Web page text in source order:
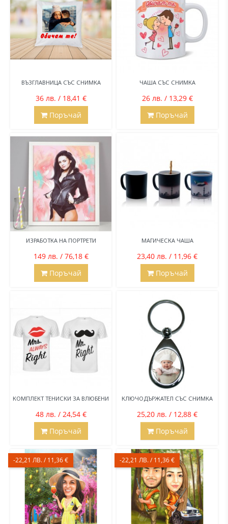
ВЪЗГЛАВНИЦА СЪС СНИМКА
36 лв. / 18,41 €
Поръчай
ЧАША СЪС СНИМКА
26 лв. / 13,29 €
Поръчай
ИЗРАБОТКА НА ПОРТРЕТИ
149 лв. / 76,18 €
Поръчай
МАГИЧЕСКА ЧАША
23,40 лв. / 11,96 €
Поръчай
КОМПЛЕКТ ТЕНИСКИ ЗА ВЛЮБЕНИ
48 лв. / 24,54 €
Поръчай
КЛЮЧОДЪРЖАТЕЛ СЪС СНИМКА
25,20 лв. / 12,88 €
Поръчай
-22,21 ЛВ. / 11,36 € -22,21 ЛВ. / 11,36 €